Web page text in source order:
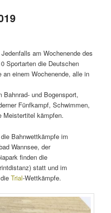
am Wochenende des
Sportarten die Deutschen
einem Wochenende, alle in
Bahnrad- und Bogensport,
Fünfkampf, Schwimmen,
Meistertitel kämpfen.
Bahnwettkämpfe im
Wannsee, der
finden die
statt und im
dieTrial-Wettkämpfe.